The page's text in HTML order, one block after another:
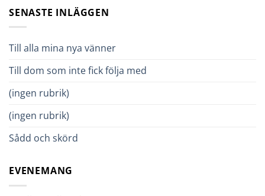
SENASTE INLÄGGEN
Till alla mina nya vänner
Till dom som inte fick följa med
(ingen rubrik)
(ingen rubrik)
Sådd och skörd
EVENEMANG